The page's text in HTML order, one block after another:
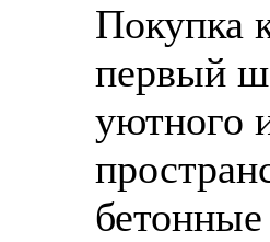
Покупка
первый
уютного